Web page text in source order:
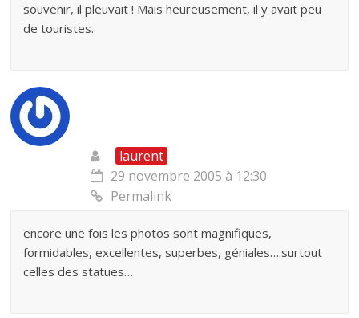
souvenir, il pleuvait ! Mais heureusement, il y avait peu
de touristes.
laurent
29 novembre 2005 à 12:30
Permalink
encore une fois les photos sont magnifiques,
formidables, excellentes, superbes, géniales….surtout
celles des statues…